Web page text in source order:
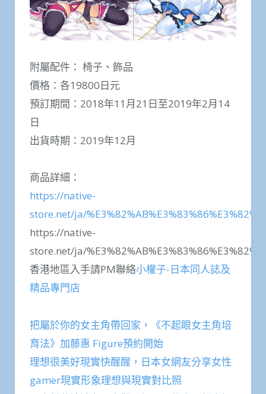
附屬配件： 椅子、飾品
價格：各19800日元
預訂期間：2018年11月21日至2019年2月14
日
出貨時期：2019年12月
商品詳細：
https://native-
store.net/ja/
https://native-
store.net/ja/
香港地區入手請PM聯絡小權子-日本同人誌及
精品專門店
把屬於你的女主角帶回家，《不起眼女主角培
育法》加藤惠 Figure預約開始
理想很美好現實快醒醒，日本女網友分享女性
gamer現實形象理想與現實對比照